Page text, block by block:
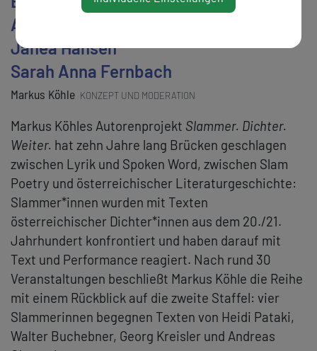
Anna Hader
Janea Hansen
Sarah Anna Fernbach
Markus Köhle KONZEPT UND MODERATION
Markus Köhles Autorenprojekt Slammer. Dichter.
Weiter. hat zehn Jahre lang Brücken geschlagen
zwischen Lyrik und Spoken Word, zwischen Slam
Poetry und österreichischer Literaturgeschichte:
Slammer*innen wurden mit Texten
österreichischer Dichter*innen aus dem 20./21.
Jahrhundert konfrontiert und haben darauf mit
Text und Performance reagiert. Nach rund 30
Veranstaltungen beschließt Markus Köhle die Reihe
mit einem Rückblick auf die zweite Staffel: vier
Slammerinnen begegnen Texten von Heidi Pataki,
Walter Buchebner, Georg Kreisler und Andreas